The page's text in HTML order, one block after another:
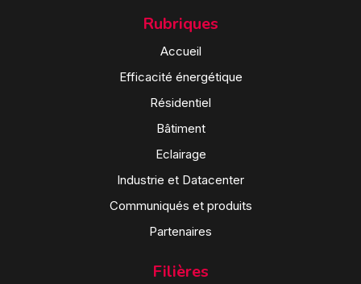
Rubriques
Accueil
Efficacité énergétique
Résidentiel
Bâtiment
Eclairage
Industrie et Datacenter
Communiqués et produits
Partenaires
Filières